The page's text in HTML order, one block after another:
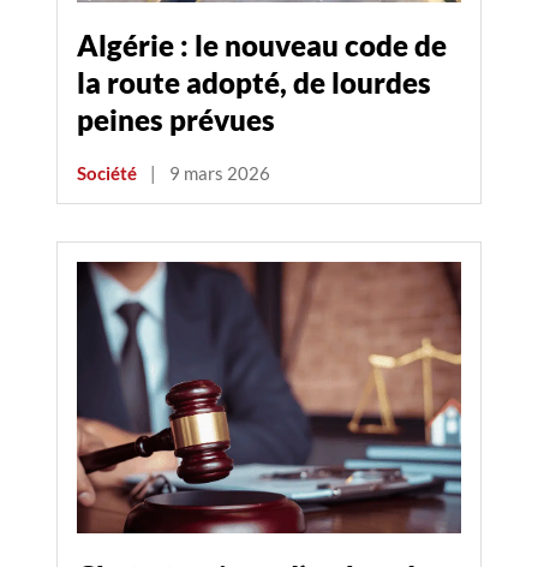
Algérie : le nouveau code de
la route adopté, de lourdes
peines prévues
Société | 9 mars 2026